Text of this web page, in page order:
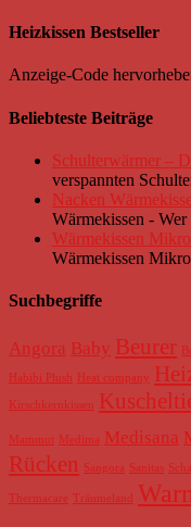
Heizkissen Bestseller
Anzeige-Code
Beliebteste Beiträge
Schulterwärmer –
verspannten
Nacken
Wärmekissen -
Wärmekissen
Wärmekissen
Suchbegriffe
Angora Baby Beurer
Habibi Plush Heat company
Kirschkernkissen
Mammut Medima Medisana
Rücken Sangora Sanitas Schaf
Thermacare Träumeland